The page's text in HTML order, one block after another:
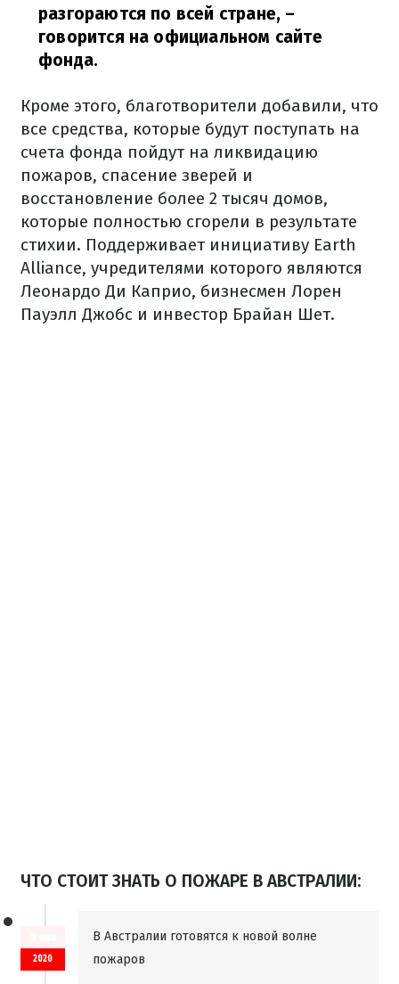
разгораются по всей стране, –
говорится на официальном сайте
фонда.
Кроме этого, благотворители добавили, что
все средства, которые будут поступать на
счета фонда пойдут на ликвидацию
пожаров, спасение зверей и
восстановление более 2 тысяч домов,
которые полностью сгорели в результате
стихии. Поддерживает инициативу Earth
Alliance, учредителями которого являются
Леонардо Ди Каприо, бизнесмен Лорен
Пауэлл Джобс и инвестор Брайан Шет.
ЧТО СТОИТ ЗНАТЬ О ПОЖАРЕ В АВСТРАЛИИ:
2020
В Австралии готовятся к новой волне
пожаров